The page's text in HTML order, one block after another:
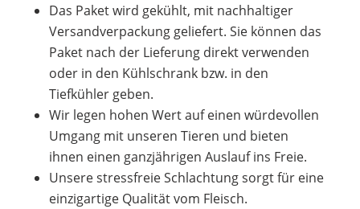
Das Paket wird gekühlt, mit nachhaltiger
Versandverpackung geliefert. Sie können das
Paket nach der Lieferung direkt verwenden
oder in den Kühlschrank bzw. in den
Tiefkühler geben.
Wir legen hohen Wert auf einen würdevollen
Umgang mit unseren Tieren und bieten
ihnen einen ganzjährigen Auslauf ins Freie.
Unsere stressfreie Schlachtung sorgt für eine
einzigartige Qualität vom Fleisch.